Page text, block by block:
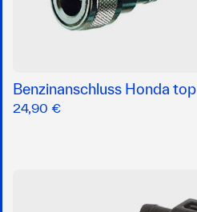
Benzinanschluss Honda top
24,90 €